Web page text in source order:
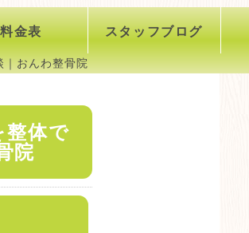
料金表 スタッフブログ
おんわ整骨院
整体で
院